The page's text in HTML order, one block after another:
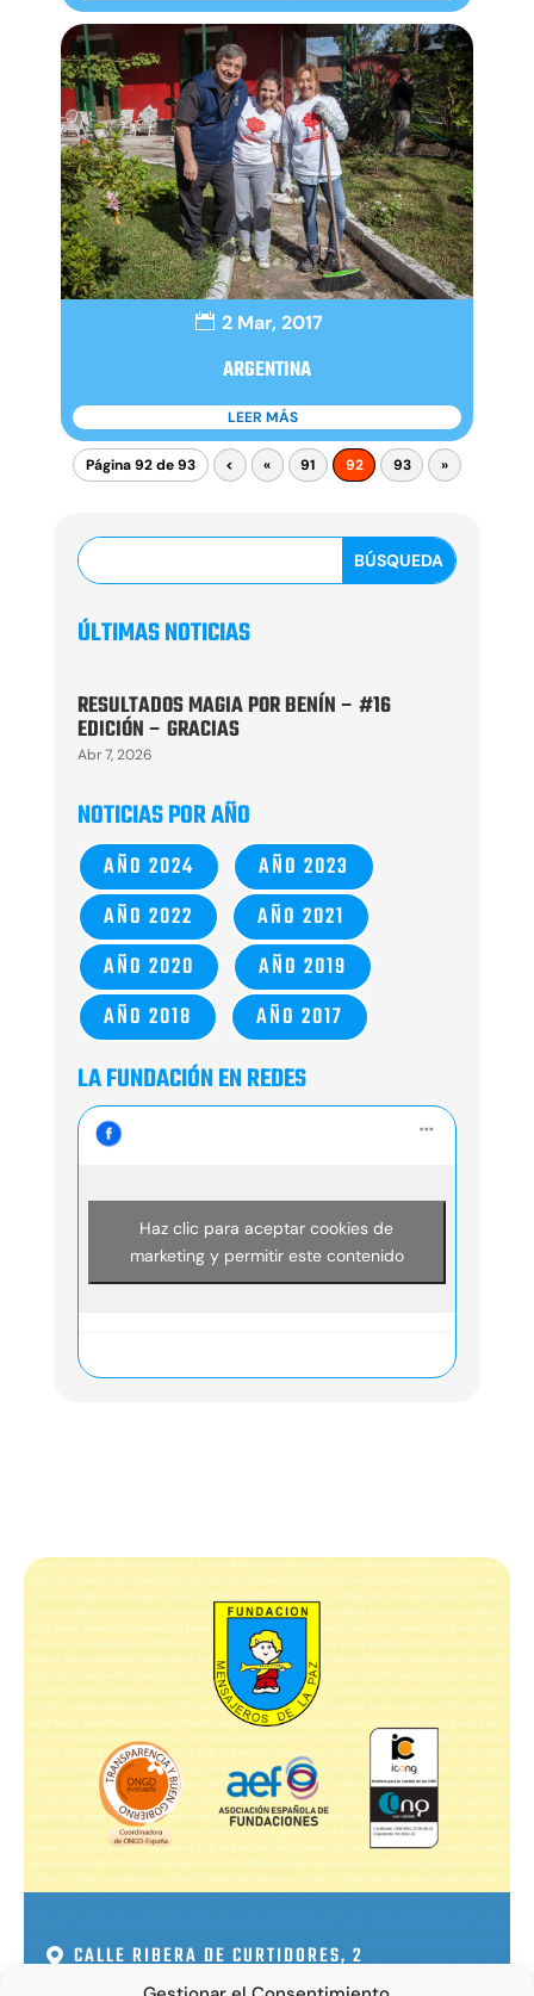
2 Mar, 2017
ARGENTINA
LEER MÁS
Página 92 de 93 < « 91 92 93 »
ÚLTIMAS NOTICIAS
RESULTADOS MAGIA POR BENÍN – #16
EDICIÓN – GRACIAS
Abr 7, 2026
NOTICIAS POR AÑO
AÑO 2024
AÑO 2023
AÑO 2022
AÑO 2021
AÑO 2020
AÑO 2019
AÑO 2018
AÑO 2017
LA FUNDACIÓN EN REDES
Haz clic para aceptar cookies de
marketing y permitir este contenido
CALLE RIBERA DE CURTIDORES, 2
28005 - MADRID